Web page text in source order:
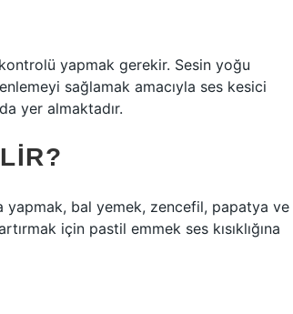
yapmak gerekir. Sesin yoğu
sağlamak amacıyla ses kesici
yer almaktadır.
yapmak, bal yemek, zencefil, papatya ve
için pastil emmek ses kısıklığına